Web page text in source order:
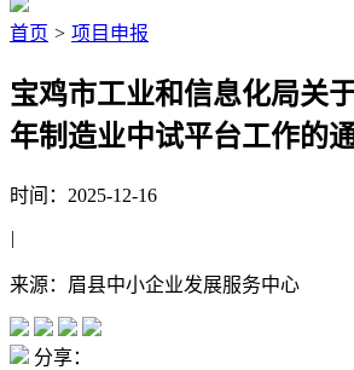
首页 > 项目申报
宝鸡市工业和信息化局关
年制造业中试平台工作的
时间：2025-12-16
|
来源：眉县中小企业发展服务中心
分享：